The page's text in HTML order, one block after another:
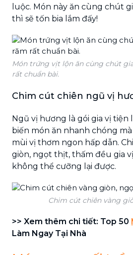
luộc. Món này ăn cùng chút
thì sẽ tốn bia lắm đấy!
Món trứng vịt lộn ăn cùng chút
rất chuẩn bài.
Chim cút chiên ngũ vị
Ngũ vị hương là gói gia vị tiện
biến món ăn nhanh chóng
mùi vị thơm ngon hấp dẫn.
giòn, ngọt thịt, thấm đều gia
không thể cưỡng lại được.
Chim cút chiên vàng
>> Xem thêm chi tiết: Top 50
Làm Ngay Tại Nhà